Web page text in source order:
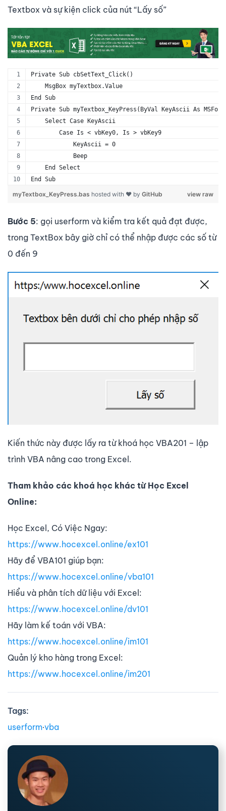
Textbox và sự kiện click của nút “Lấy số”
Private Sub cbSetText_Click()
    MsgBox myTextbox.Value
End Sub
Private Sub myTextbox_KeyPress(ByVal KeyAscii As
    Select Case KeyAscii
        Case Is < vbKey0, Is > vbKey9
            KeyAscii = 0
            Beep
    End Select
End Sub
view raw
myTextbox_KeyPress.bas hosted with ❤ by GitHub
Bước 5: gọi userform và kiểm tra kết quả đạt được,
trong TextBox bây giờ chỉ có thể nhập được các số từ
0 đến 9
Kiến thức này được lấy ra từ khoá học VBA201 – lập
trình VBA nâng cao trong Excel.
Tham khảo các khoá học khác từ Học Excel
Online:
Học Excel, Có Việc Ngay:
https://www.hocexcel.online/ex101
Hãy để VBA101 giúp bạn:
https://www.hocexcel.online/vba101
Hiểu và phân tích dữ liệu với Excel:
https://www.hocexcel.online/dv101
Hãy làm kế toán với VBA:
https://www.hocexcel.online/im101
Quản lý kho hàng trong Excel:
https://www.hocexcel.online/im201
Tags:
userform∙vba